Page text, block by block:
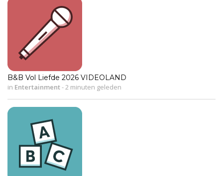
B&B Vol Liefde 2026 VIDEOLAND
in Entertainment- 2 minuten geleden